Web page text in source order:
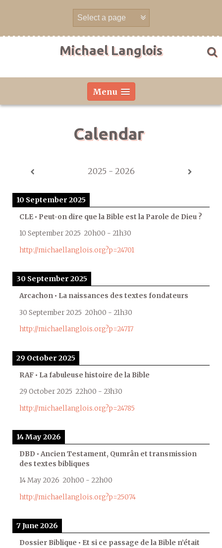
Michael Langlois
Menu
Calendar
2025 - 2026
10 September 2025
CLE • Peut-on dire que la Bible est la Parole de Dieu ?
10 September 2025 20h00 - 21h30
http://michaellanglois.org?p=24701
30 September 2025
Arcachon • La naissances des textes fondateurs
30 September 2025 20h00 - 21h30
http://michaellanglois.org?p=24717
29 October 2025
RAF • La fabuleuse histoire de la Bible
29 October 2025 22h00 - 23h30
http://michaellanglois.org?p=24785
14 May 2026
DBD • Ancien Testament, Qumrân et transmission
des textes bibliques
14 May 2026 20h00 - 22h00
http://michaellanglois.org?p=25074
7 June 2026
Dossier Biblique • Et si ce passage de la Bible n’était